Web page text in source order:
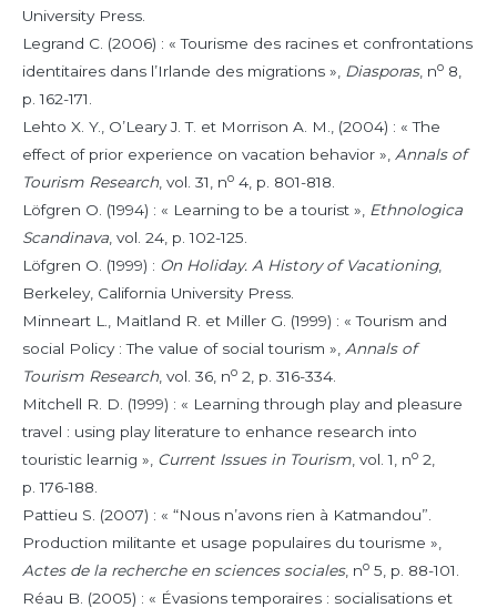
University Press.
Legrand C. (2006) : « Tourisme des racines et confrontations
identitaires dans l’Irlande des migrations »,
Diasporas, no 8,
p. 162-171.
Lehto X. Y., O’LearyJ. T. et Morrison A. M., (2004) : « The
effect of prior experience on vacation behavior », Annals of
Tourism Research , vol. 31, no 4, p. 801-818.
Löfgren O. (1994) : « Learning to be a tourist »,
Ethnologica
Scandinava , vol. 24, p. 102-125.
Löfgren O. (1999) : On Holiday. A History of Vacationing,
Berkeley, California University Press.
Minneart L., Maitland R. et Miller G. (1999) : « Tourism and
social Policy : The value of social tourism », Annals of
Tourism Research , vol. 36, no 2, p. 316-334.
Mitchell R. D. (1999) : « Learning through play and pleasure
travel : using play literature to enhance research into
touristic learnig », Current Issues in Tourism , vol. 1, no 2,
p. 176-188.
Pattieu S. (2007) : « “Nous n’avons rien à Katmandou”.
Production militante et usage populaires du tourisme »,
Actes de la recherche en sciences sociales, no 5, p. 88-101.
Réau B. (2005) : « Évasions temporaires : socialisations et